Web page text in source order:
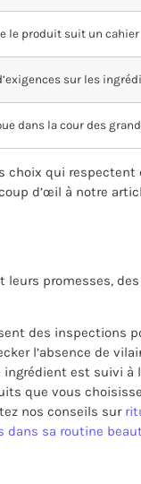
le produit suit un
sur les
dans la cour des
qui respectent
d’œil à notre
leurs promesses,
des inspections
l’absence de
ingrédient est suivi à
que vous
nos conseils sur
dans sa routine